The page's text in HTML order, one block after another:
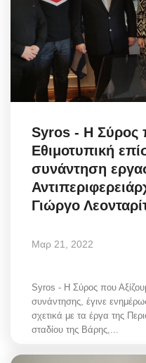
Syros - Η Σύρος
Εθιμοτυπική
συνάντηση
Γιώργο
Μαρ 21, 2022
Syros - Η Σύρος που
συνάντησης, έγινε
σχετικά με τα έργα της
σταδίου της Βάρης,...